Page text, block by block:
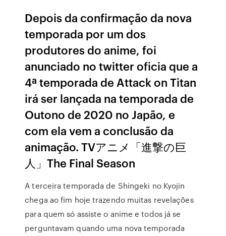
Depois da confirmação da nova
temporada por um dos
produtores do anime, foi
anunciado no twitter oficia que a
4ª temporada de Attack on Titan
irá ser lançada na temporada de
Outono de 2020 no Japão, e
com ela vem a conclusão da
animação. TVアニメ「進撃の巨
人」The Final Season
A terceira temporada de Shingeki no Kyojin
chega ao fim hoje trazendo muitas revelações
para quem só assiste o anime e todos já se
perguntavam quando uma nova temporada